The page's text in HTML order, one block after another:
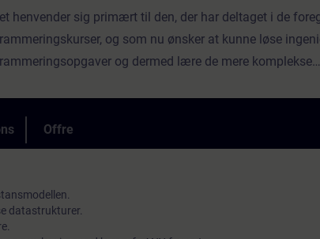
henvender sig primært til den, der har deltaget i de
og som nu ønsker at kunne løse
og dermed lære de mere komplekse
»Siemens-certificeret S7-SIMATIC-programmør«. Denne
og vil således kunne bruges som reference verden over.
Offre
datastrukturer.